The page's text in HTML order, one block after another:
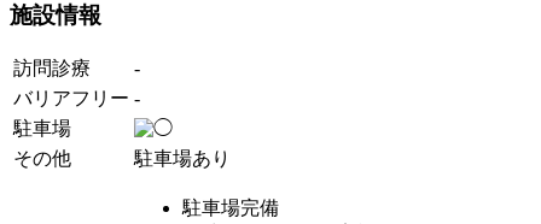
施設情報
訪問診療
-
バリアフリー -
駐車場
その他
駐車場あり
駐車場完備